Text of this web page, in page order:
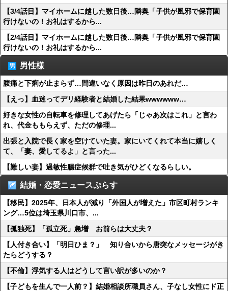
【3/4話目】マイホームに越した数日後…隣奥「子供が風邪で保育園
行けないの！お礼はするから...
【2/4話目】マイホームに越した数日後…隣奥「子供が風邪で保育園
行けないの！お礼はするから...
男性様
腹痛と下痢が止まらず…間違いなく原因は昨日のあれだ…
【えっ】血迷ってデリ経験者と結婚した結果wwwwww…
好きな女性の自転車を修理してあげたら「じゃあ次はこれ」と言わ
れ、代金ももらえず、ただの修理...
出張と入院で長く家を空けていた妻。家にいてくれて本当に嬉しく
て、「妻、愛してるよ」と言った...
【難しい妻】過敏性腸症候群で吐き気がひどくなるらしい。
結婚・恋愛ニュースぷらす
【移民】2025年、日本人が減り「外国人が増えた」市区町村ランキ
ング…5位は埼玉県川口市、...
【孤独死】「孤立死」急増 お前らは大丈夫？
【人付き合い】「明日ひま？」 知り合いから唐突なメッセージがき
たらどうする？
【不倫】浮気する人はどうして言い訳が多いのか？
【子どもを生んで一人前？】結婚相談所職員さん、子なし女性にド正